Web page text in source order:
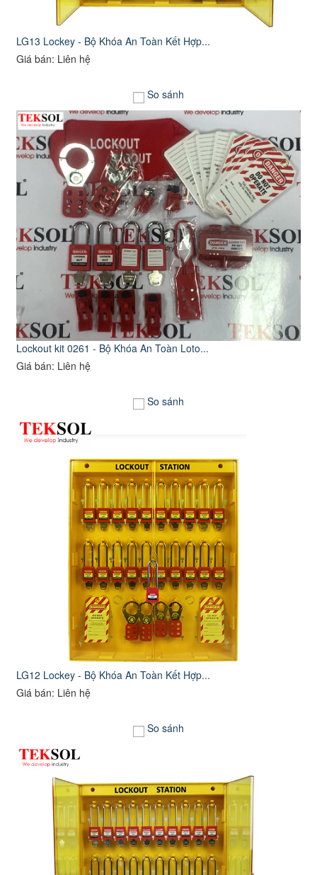
LG13 Lockey - Bộ Khóa An Toàn Kết Hợp...
Giá bán: Liên hệ
So sánh
Lockout kit 0261 - Bộ Khóa An Toàn Loto...
Giá bán: Liên hệ
So sánh
LG12 Lockey - Bộ Khóa An Toàn Kết Hợp...
Giá bán: Liên hệ
So sánh